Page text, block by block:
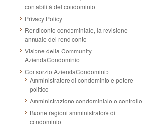
contabilità del condominio
Privacy Policy
Rendiconto condominiale, la revisione
annuale del rendiconto
Visione della Community
AziendaCondominio
Consorzio AziendaCondominio
Amministratore di condominio e potere
politico
Amministrazione condominiale e controllo
Buone ragioni amministratore di
condominio